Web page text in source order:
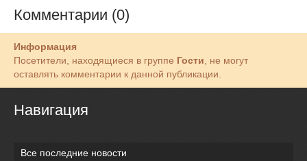
Комментарии (0)
Информация
Посетители, находящиеся в группе Гости, не могут
оставлять комментарии к данной публикации.
Навигация
Все последние новости